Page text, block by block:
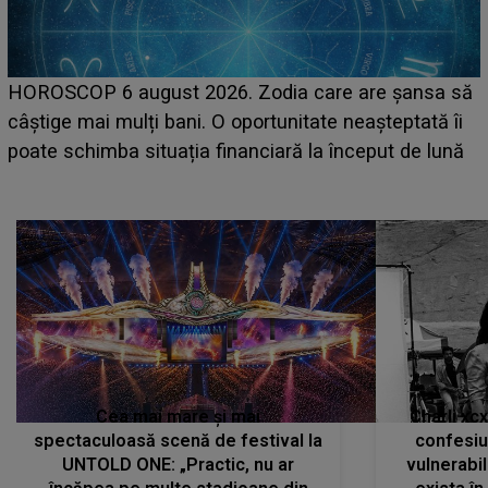
LINE-UP UNTOLD ONE, prima zi. Cine sunt artiștii
care deschid festivalul și de la ce ore au loc cele mai
așteptate concerte pe scena principală?
Cea mai mare și mai
spectaculoasă scenă de festival la
UNTOLD ONE: „Practic, nu ar
Charli